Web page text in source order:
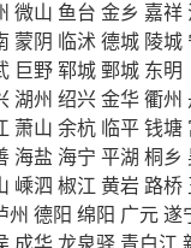
微山 鱼台 金乡 嘉祥
蒙阴 临沭德城 陵城
巨野 郓城 鄄城 东明
湖州 绍兴金华衢州
萧山 余杭 临平钱塘
海盐 海宁 平湖 桐乡
嵊泗 椒江 黄岩 路桥
州 德阳 绵阳 广元遂
成华龙泉驿 青白江